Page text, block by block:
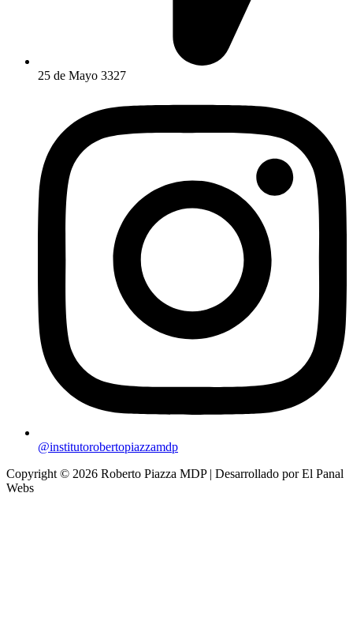
25 de Mayo 3327
@institutorobertopiazzamdp
Copyright © 2026 Roberto Piazza MDP | Desarrollado por El Panal
Webs